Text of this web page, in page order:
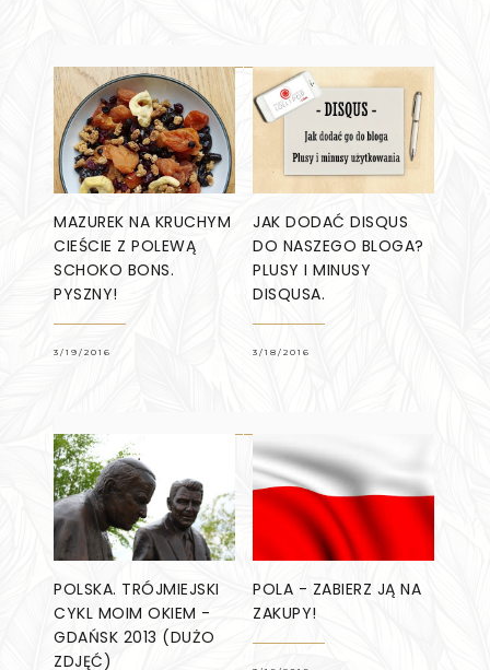
MAZUREK NA KRUCHYM
CIEŚCIE Z POLEWĄ
SCHOKO BONS.
PYSZNY!
3/19/2016
JAK DODAĆ DISQUS
DO NASZEGO BLOGA?
PLUSY I MINUSY
DISQUSA.
3/18/2016
POLSKA. TRÓJMIEJSKI
CYKL MOIM OKIEM -
GDAŃSK 2013 (DUŻO
ZDJĘĆ)
POLA - ZABIERZ JĄ NA
ZAKUPY!